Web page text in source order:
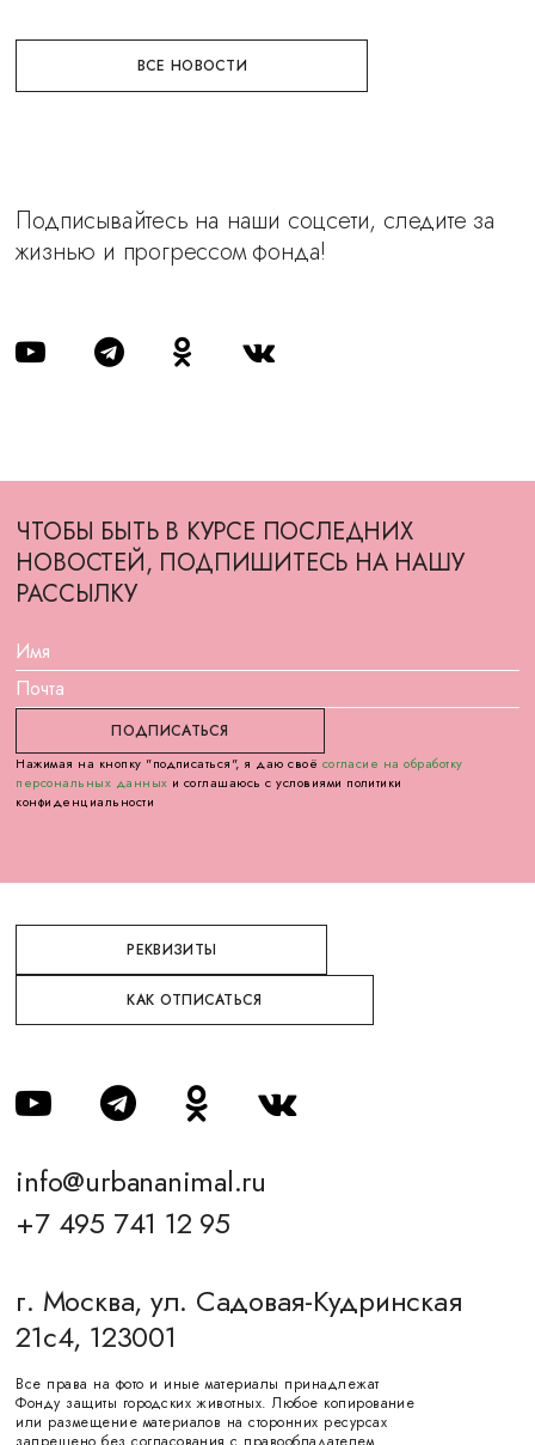
ВСЕ НОВОСТИ
Подписывайтесь на наши соцсети, следите за
жизнью и прогрессом фонда!
ЧТОБЫ БЫТЬ В КУРСЕ ПОСЛЕДНИХ
НОВОСТЕЙ, ПОДПИШИТЕСЬ НА НАШУ
РАССЫЛКУ
Нажимая на кнопку "подписаться", я даю своё согласие на обработку
персональных данных и соглашаюсь с условиями политики
конфиденциальности
РЕКВИЗИТЫ
КАК ОТПИСАТЬСЯ
info@urbananimal.ru
+7 495 741 12 95
г. Москва, ул. Садовая-Кудринская
21с4, 123001
Все права на фото и иные материалы принадлежат
Фонду защиты городских животных. Любое копирование
или размещение материалов на сторонних ресурсах